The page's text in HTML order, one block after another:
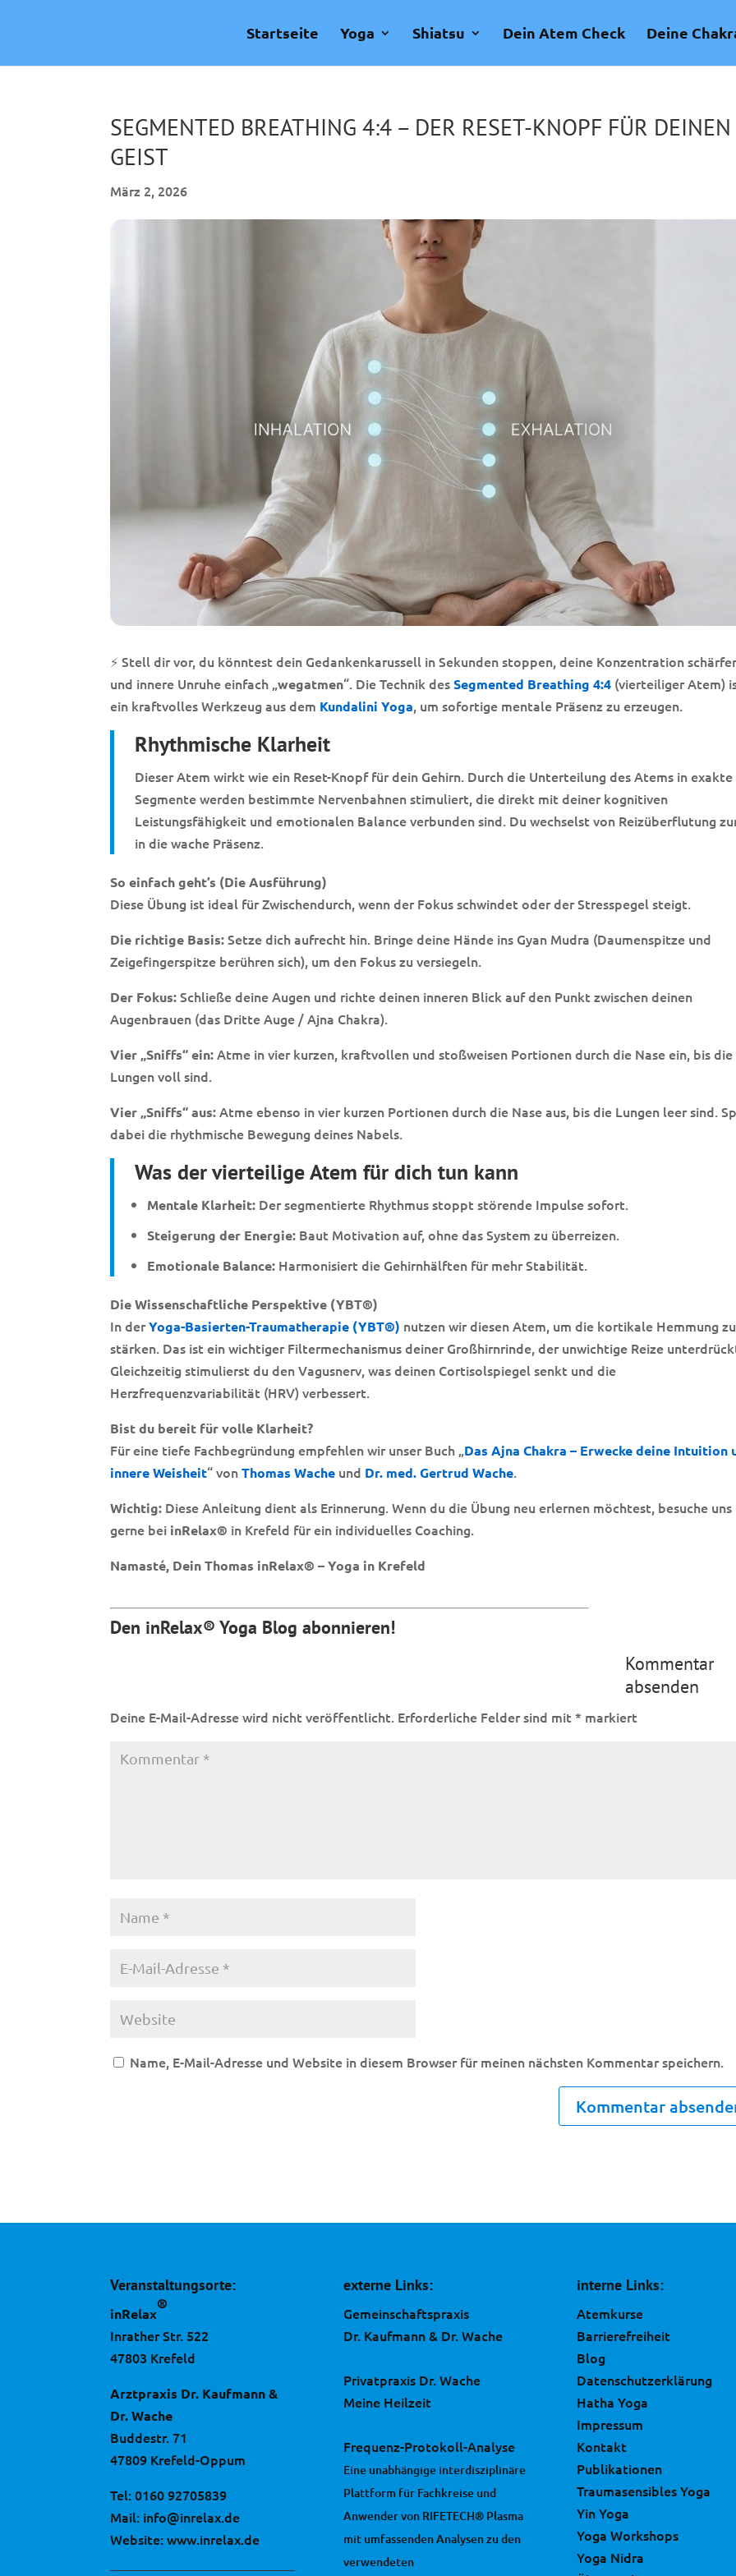
Startseite Yoga Shiatsu Dein Atem Check Deine
SEGMENTED BREATHING 4:4 – DER RESET-KNOPF FÜR DEINEN
GEIST
März 2, 2026
⚡ Stell dir vor, du könntest dein Gedankenkarussell in Sekunden stoppen, deine Konzentration
und innere Unruhe einfach „wegatmen“. Die Technik desSegmented Breathing 4:4 (vierteiliger Atem)
ein kraftvolles Werkzeug aus dem Kundalini Yoga, um sofortige mentale Präsenz zu erzeugen.
Rhythmische Klarheit
Dieser Atem wirkt wie ein Reset-Knopf für dein Gehirn. Durch die Unterteilung des Atems in exakte
Segmente werden bestimmte Nervenbahnen stimuliert, die direkt mit deiner kognitiven
Leistungsfähigkeit und emotionalen Balance verbunden sind. Du wechselst von Reizüberflutung
in die wache Präsenz.
So einfach geht’s (Die Ausführung)
Diese Übung ist ideal für Zwischendurch, wenn der Fokus schwindet oder der Stresspegel steigt.
Die richtige Basis:Setze dich aufrecht hin. Bringe deine Hände ins Gyan Mudra (Daumenspitze und
Zeigefingerspitze berühren sich), um den Fokus zu versiegeln.
Der Fokus:Schließe deine Augen und richte deinen inneren Blick auf den Punkt zwischen deinen
Augenbrauen (das Dritte Auge / Ajna Chakra).
Vier „Sniffs“ ein:Atme in vier kurzen, kraftvollen und stoßweisen Portionen durch die Nase ein, bis die
Lungen voll sind.
Vier „Sniffs“ aus:Atme ebenso in vier kurzen Portionen durch die Nase aus, bis die Lungen leer sind.
dabei die rhythmische Bewegung deines Nabels.
Was der vierteilige Atem für dich tun kann
Mentale Klarheit: Der segmentierte Rhythmus stoppt störende Impulse sofort.
Steigerung der Energie: Baut Motivation auf, ohne das System zu überreizen.
Emotionale Balance: Harmonisiert die Gehirnhälften für mehr Stabilität.
Die Wissenschaftliche Perspektive (YBT®)
In derYoga-Basierten-Traumatherapie (YBT®) nutzen wir diesen Atem, um die kortikale Hemmung zu
stärken. Das ist ein wichtiger Filtermechanismus deiner Großhirnrinde, der unwichtige Reize
Gleichzeitig stimulierst du den Vagusnerv, was deinen Cortisolspiegel senkt und die
Herzfrequenzvariabilität (HRV) verbessert.
Bist du bereit für volle Klarheit?
Für eine tiefe Fachbegründung empfehlen wir unser Buch „Das Ajna Chakra – Erwecke deine Intuition
innere Weisheit“ vonThomas Wache und Dr. med. Gertrud Wache.
Wichtig: Diese Anleitung dient als Erinnerung. Wenn du die Übung neu erlernen möchtest, besuche uns
gerne bei inRelax® in Krefeld für ein individuelles Coaching.
Namasté, Dein Thomas inRelax® – Yoga in Krefeld
Den inRelax® Yoga Blog abonnieren!
Kommentar
absenden
Deine E-Mail-Adresse wird nicht veröffentlicht. Erforderliche Felder sind mit* markiert
Name, E-Mail-Adresse und Website in diesem Browser für meinen nächsten Kommentar speichern.
Veranstaltungsorte:
inRelax
®
Inrather Str. 522
47803 Krefeld
Arztpraxis Dr. Kaufmann &
Dr. Wache
Buddestr. 71
47809 Krefeld-Oppum
Tel:0160 92705839
Mail: info@inrelax.de
Website:www.inrelax.de
externe Links:
Gemeinschaftspraxis
Dr. Kaufmann & Dr. Wache
Privatpraxis Dr. Wache
Meine Heilzeit
Frequenz-Protokoll-Analyse
Eine unabhängige interdisziplinäre
Plattform für Fachkreise und
Anwender von RIFETECH® Plasma
mit umfassenden Analysen zu den
verwendeten
interne Links:
Atemkurse
Barrierefreiheit
Blog
Datenschutzerklärung
Hatha Yoga
Impressum
Kontakt
Publikationen
Traumasensibles Yoga
Yin Yoga
Yoga Workshops
Yoga Nidra